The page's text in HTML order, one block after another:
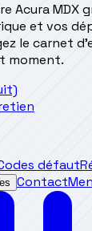
Acura MDX
et vos
le carnet
moment.
défaut
Contact